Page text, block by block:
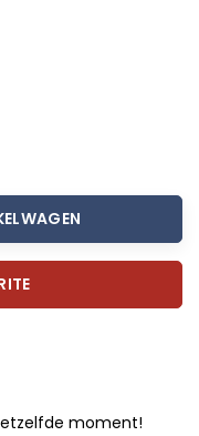
moment!